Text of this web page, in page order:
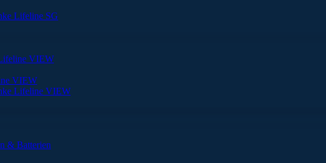
Lifeline SG
VIEW
VIEW
Lifeline VIEW
& Batterien